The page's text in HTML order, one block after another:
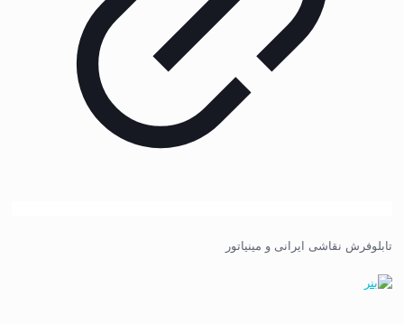
تابلوفرش نقاشی ایرانی و مینیاتور